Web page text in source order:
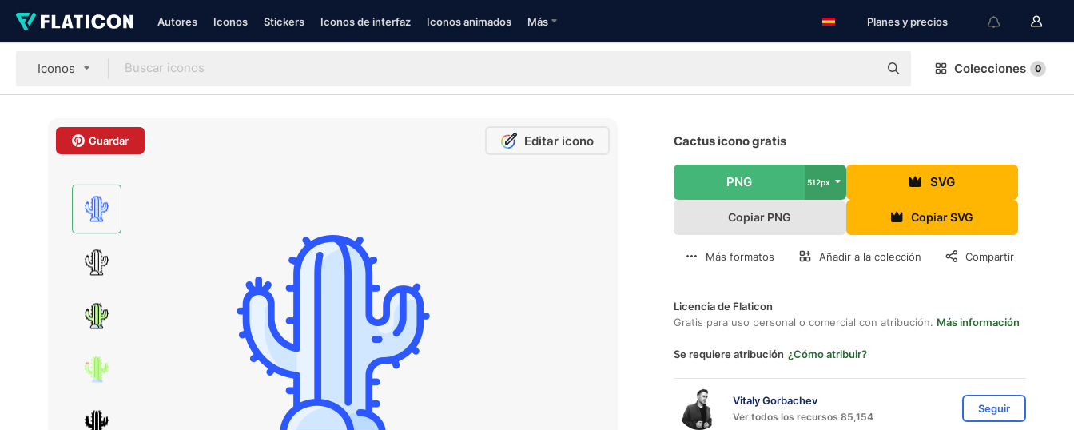
Autores Iconos Stickers Iconos de interfaz Iconos animados Más Planes y precios
Iconos Colecciones 0
Guardar Editar icono Cactus icono gratis
PNG 512px SVG
Copiar PNG Copiar SVG
Más formatos Añadir a la colección Compartir
Licencia de Flaticon
Gratis para uso personal o comercial con atribución. Más información
Se requiere atribución ¿Cómo atribuir?
Vitaly Gorbachev
Ver todos los recursos 85,154
Seguir